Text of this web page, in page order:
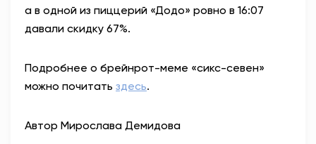
а в одной из пиццерий «Додо» ровно в 16:07
давали скидку 67%.
Подробнее о брейнрот-меме «сикс-севен»
можно почитать здесь.
Автор Мирослава Демидова